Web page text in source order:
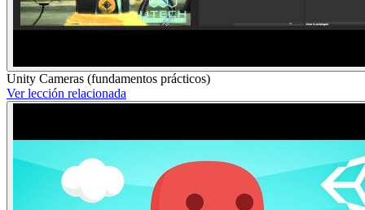
Unity Cameras (fundamentos prácticos)
Ver lección relacionada